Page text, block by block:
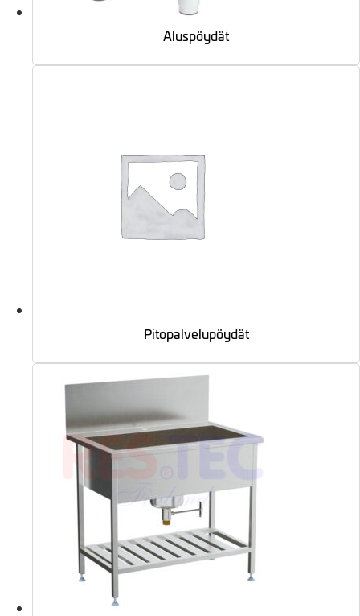
Aluspöydät
Pitopalvelupöydät